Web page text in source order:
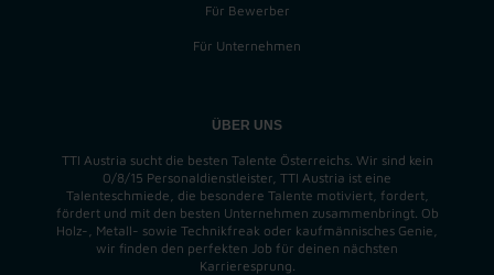
Für Bewerber
Für Unternehmen
ÜBER UNS
TTI Austria sucht die besten Talente Österreichs. Wir sind kein
0/8/15 Personaldienstleister, TTI Austria ist eine
Talenteschmiede, die besondere Talente motiviert, fordert,
fördert und mit den besten Unternehmen zusammenbringt. Ob
Holz-, Metall- sowie Technikfreak oder kaufmännisches Genie,
wir finden den perfekten Job für deinen nächsten
Karrieresprung.